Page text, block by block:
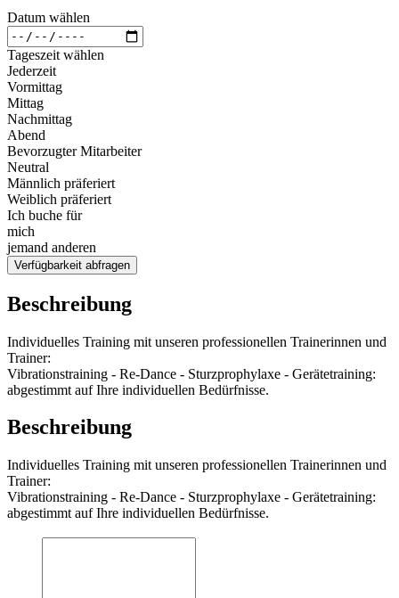
Datum wählen
Tageszeit wählen
Jederzeit
Vormittag
Mittag
Nachmittag
Abend
Bevorzugter Mitarbeiter
Neutral
Männlich präferiert
Weiblich präferiert
Ich buche für
mich
jemand anderen
Verfügbarkeit abfragen
Beschreibung
Individuelles Training mit unseren professionellen Trainerinnen und
Trainer:
Vibrationstraining - Re-Dance - Sturzprophylaxe - Gerätetraining:
abgestimmt auf Ihre individuellen Bedürfnisse.
Beschreibung
Individuelles Training mit unseren professionellen Trainerinnen und
Trainer:
Vibrationstraining - Re-Dance - Sturzprophylaxe - Gerätetraining:
abgestimmt auf Ihre individuellen Bedürfnisse.